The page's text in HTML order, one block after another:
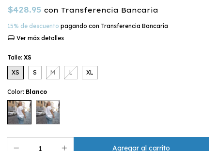
$428.95 con Transferencia Bancaria
15% de descuento pagando con Transferencia Bancaria
Ver más detalles
Talle: XS
XS S M L XL
Color: Blanco